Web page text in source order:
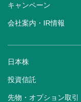
キャンペーン
会社案内・IR情報
日本株
投資信託
先物・オプション取引